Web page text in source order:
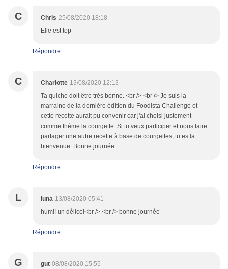
C Chris 25/08/2020 18:18
Elle est top
Répondre
C Charlotte 13/08/2020 12:13
Ta quiche doit être très bonne. <br /> <br /> Je suis la
marraine de la dernière édition du Foodista Challenge et
cette recette aurait pu convenir car j'ai choisi justement
comme thème la courgette. Si tu veux participer et nous faire
partager une autre recette à base de courgettes, tu es la
bienvenue. Bonne journée.
Répondre
L luna 13/08/2020 05:41
hum!! un délice!<br /> <br /> bonne journée
Répondre
G gut 08/08/2020 15:55